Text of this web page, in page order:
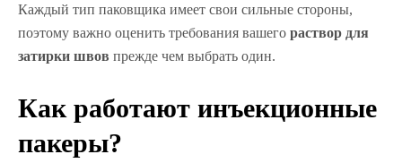
Каждый тип паковщика имеет свои сильные стороны,
поэтому важно оценить требования вашего раствор для
затирки швов прежде чем выбрать один.
Как работают инъекционные
пакеры?